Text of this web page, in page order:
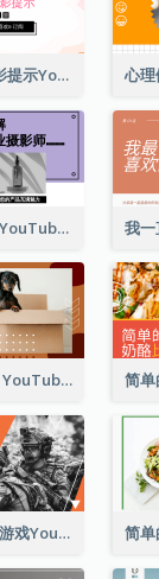
8个很棒的摄影提示Youtube影片缩图
产品造型摄影YouTube影片缩图
有趣的狗零食 YouTube 影片缩图
玩家策略线上游戏YouTube影片缩图